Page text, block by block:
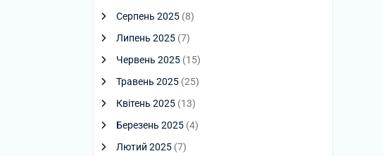
Серпень 2025 (8)
Липень 2025 (7)
Червень 2025 (15)
Травень 2025 (25)
Квітень 2025 (13)
Березень 2025 (4)
Лютий 2025 (7)